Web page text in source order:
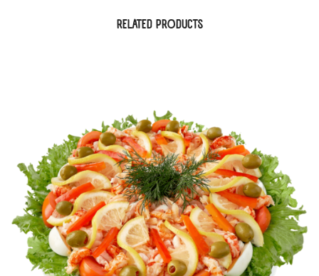
RELATED PRODUCTS